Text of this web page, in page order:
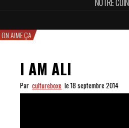
NOTRE COIN
ON AIME ÇA
I AM ALI
Par cultureboxe le 18 septembre 2014